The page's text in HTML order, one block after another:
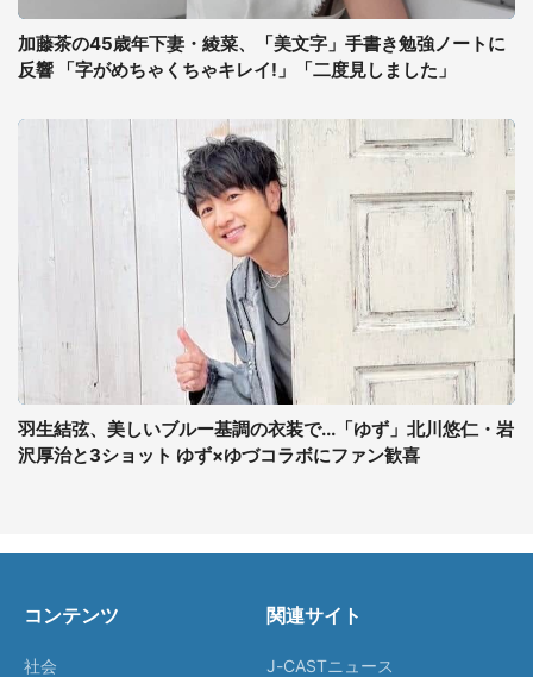
加藤茶の45歳年下妻・綾菜、「美文字」手書き勉強ノートに
反響 「字がめちゃくちゃキレイ!」「二度見しました」
羽生結弦、美しいブルー基調の衣装で...「ゆず」北川悠仁・岩
沢厚治と3ショット ゆず×ゆづコラボにファン歓喜
コンテンツ
社会
関連サイト
J-CASTニュース